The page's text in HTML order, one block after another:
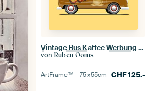
Vintage Bus Kaffee Werbung Schriftzug
von Ruben Ooms
ArtFrame™ –75×55cm CHF125.-